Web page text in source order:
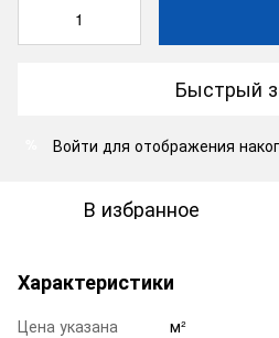
Быстрый
Войти для отображения
В избранное
Характеристики
Цена указана
м²